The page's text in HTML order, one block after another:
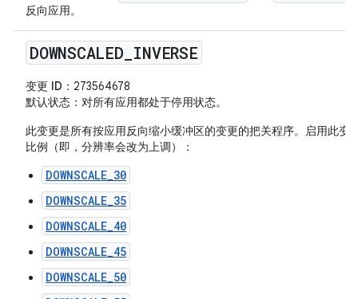
反向应用。
DOWNSCALED INVERSE
变更 ID ：273564678
默认状态 ：对所有应用都处于停用状态。
此变更是所有按应用反向缩小缓冲区的变更的把关程序。启用此变
比例（即，分辨率会改为上调）：
DOWNSCALE_30
DOWNSCALE_35
DOWNSCALE_40
DOWNSCALE_45
DOWNSCALE_50